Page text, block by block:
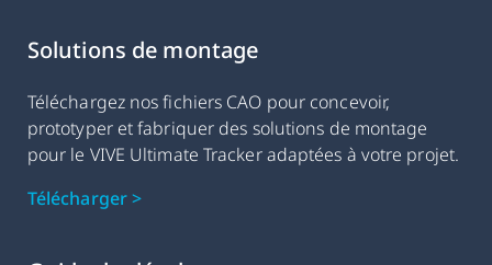
Solutions de montage
Téléchargez nos fichiers CAO pour concevoir,
prototyper et fabriquer des solutions de montage
pour le VIVE Ultimate Tracker adaptées à votre projet.
Télécharger >